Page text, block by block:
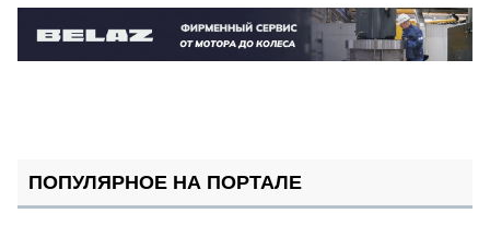
ПОПУЛЯРНОЕ НА ПОРТАЛЕ